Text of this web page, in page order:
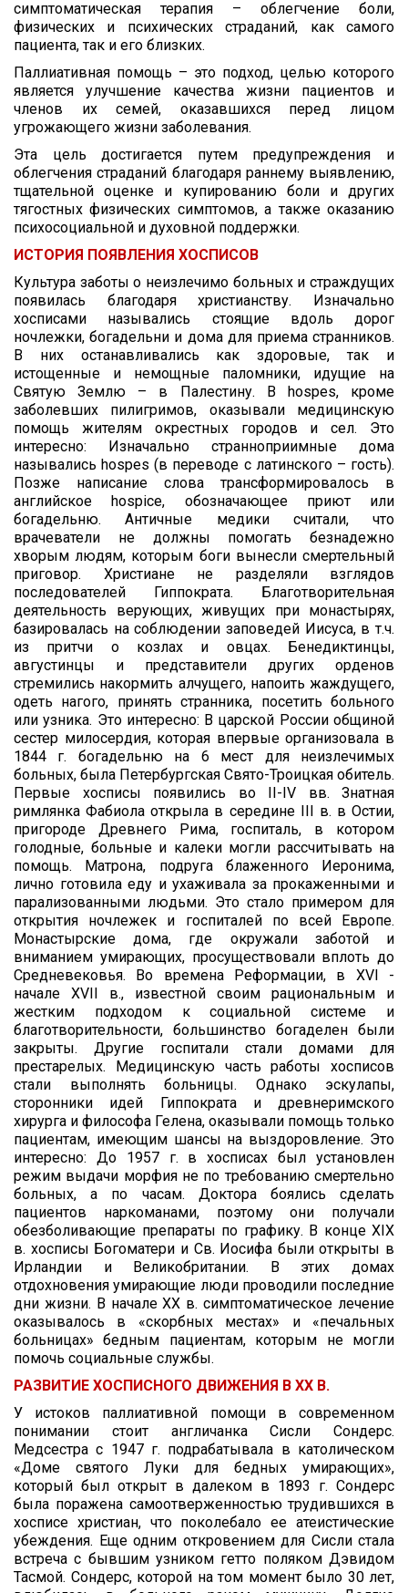
симптоматическая терапия – облегчение боли,
физических и психических страданий, как самого
пациента, так и его близких.
Паллиативная помощь – это подход, целью которого
является улучшение качества жизни пациентов и
членов их семей, оказавшихся перед лицом
угрожающего жизни заболевания.
Эта цель достигается путем предупреждения и
облегчения страданий благодаря раннему выявлению,
тщательной оценке и купированию боли и других
тягостных физических симптомов, а также оказанию
психосоциальной и духовной поддержки.
ИСТОРИЯ ПОЯВЛЕНИЯ ХОСПИСОВ
Культура заботы о неизлечимо больных и страждущих
появилась благодаря христианству. Изначально
хосписами назывались стоящие вдоль дорог
ночлежки, богадельни и дома для приема странников.
В них останавливались как здоровые, так и
истощенные и немощные паломники, идущие на
Святую Землю – в Палестину. В hospes, кроме
заболевших пилигримов, оказывали медицинскую
помощь жителям окрестных городов и сел. Это
интересно: Изначально странноприимные дома
назывались hospes (в переводе с латинского – гость).
Позже написание слова трансформировалось в
английское hospice, обозначающее приют или
богадельню. Античные медики считали, что
врачеватели не должны помогать безнадежно
хворым людям, которым боги вынесли смертельный
приговор. Христиане не разделяли взглядов
последователей Гиппократа. Благотворительная
деятельность верующих, живущих при монастырях,
базировалась на соблюдении заповедей Иисуса, в т.ч.
из притчи о козлах и овцах. Бенедиктинцы,
августинцы и представители других орденов
стремились накормить алчущего, напоить жаждущего,
одеть нагого, принять странника, посетить больного
или узника. Это интересно: В царской России общиной
сестер милосердия, которая впервые организовала в
1844 г. богадельню на 6 мест для неизлечимых
больных, была Петербургская Свято-Троицкая обитель.
Первые хосписы появились во II-IV вв. Знатная
римлянка Фабиола открыла в середине III в. в Остии,
пригороде Древнего Рима, госпиталь, в котором
голодные, больные и калеки могли рассчитывать на
помощь. Матрона, подруга блаженного Иеронима,
лично готовила еду и ухаживала за прокаженными и
парализованными людьми. Это стало примером для
открытия ночлежек и госпиталей по всей Европе.
Монастырские дома, где окружали заботой и
вниманием умирающих, просуществовали вплоть до
Средневековья. Во времена Реформации, в XVI -
начале XVII в., известной своим рациональным и
жестким подходом к социальной системе и
благотворительности, большинство богаделен были
закрыты. Другие госпитали стали домами для
престарелых. Медицинскую часть работы хосписов
стали выполнять больницы. Однако эскулапы,
сторонники идей Гиппократа и древнеримского
хирурга и философа Гелена, оказывали помощь только
пациентам, имеющим шансы на выздоровление. Это
интересно: До 1957 г. в хосписах был установлен
режим выдачи морфия не по требованию смертельно
больных, а по часам. Доктора боялись сделать
пациентов наркоманами, поэтому они получали
обезболивающие препараты по графику. В конце XIX
в. хосписы Богоматери и Св. Иосифа были открыты в
Ирландии и Великобритании. В этих домах
отдохновения умирающие люди проводили последние
дни жизни. В начале XX в. симптоматическое лечение
оказывалось в «скорбных местах» и «печальных
больницах» бедным пациентам, которым не могли
помочь социальные службы.
РАЗВИТИЕ ХОСПИСНОГО ДВИЖЕНИЯ В ХХ В.
У истоков паллиативной помощи в современном
понимании стоит англичанка Сисли Сондерс.
Медсестра с 1947 г. подрабатывала в католическом
«Доме святого Луки для бедных умирающих»,
который был открыт в далеком в 1893 г. Сондерс
была поражена самоотверженностью трудившихся в
хосписе христиан, что поколебало ее атеистические
убеждения. Еще одним откровением для Сисли стала
встреча с бывшим узником гетто поляком Дэвидом
Тасмой. Сондерс, которой на том момент было 30 лет,